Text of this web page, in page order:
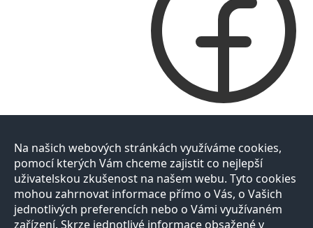
Na našich webových stránkách využíváme cookies,
pomocí kterých Vám chceme zajistit co nejlepší
uživatelskou zkušenost na našem webu. Tyto cookies
mohou zahrnovat informace přímo o Vás, o Vašich
jednotlivých preferencích nebo o Vámi využívaném
zařízení. Skrze jednotlivé informace obsažené v